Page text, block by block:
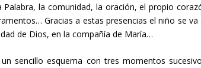
la comunidad, la oración, el propio
Gracias a estas presencias el niño se va
de Dios, en la compañía de María…
sencillo esquema con tres momentos